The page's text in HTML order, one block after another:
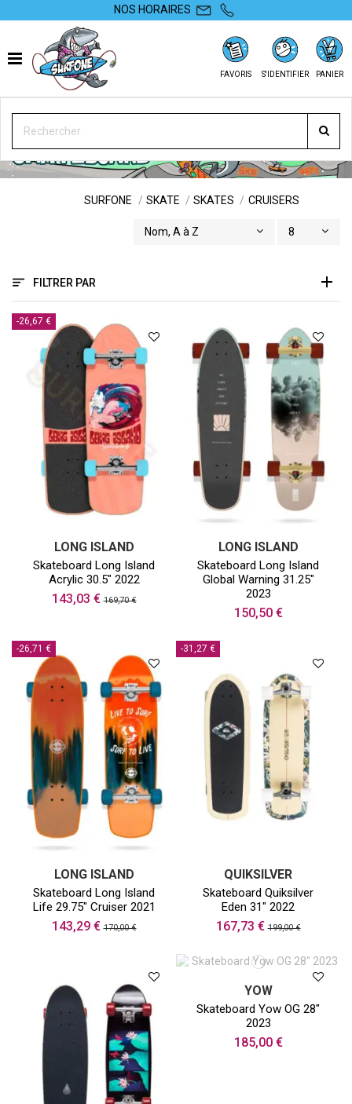
NOS HORAIRES
FAVORIS S'IDENTIFIER PANIER
CRUISERS
SURFONE SKATE SKATES CRUISERS
Nom, A à Z 8
FILTRER PAR
-26,67 €
LONG ISLAND
Skateboard Long Island
Acrylic 30.5" 2022
143,03 €169,70 €
LONG ISLAND
Skateboard Long Island
Global Warning 31.25"
2023
150,50 €
-26,71 €
LONG ISLAND
Skateboard Long Island
Life 29.75" Cruiser 2021
143,29 €170,00 €
-31,27 €
QUIKSILVER
Skateboard Quiksilver
Eden 31" 2022
167,73 €199,00 €
YOW
Skateboard Yow OG 28"
2023
185,00 €